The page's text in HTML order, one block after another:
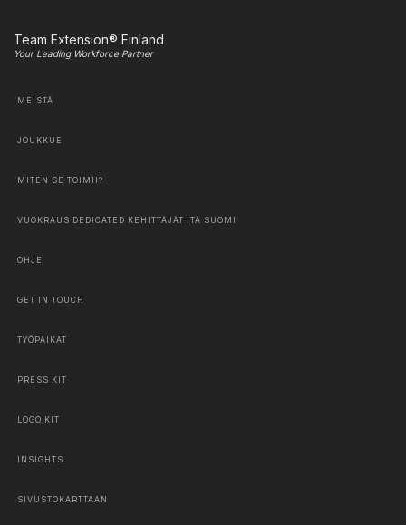
Team Extension® Finland
Your Leading Workforce Partner
MEISTÄ
JOUKKUE
MITEN SE TOIMII?
VUOKRAUS DEDICATED KEHITTÄJÄT ITÄ SUOMI
OHJE
GET IN TOUCH
TYÖPAIKAT
PRESS KIT
LOGO KIT
INSIGHTS
SIVUSTOKARTTAAN